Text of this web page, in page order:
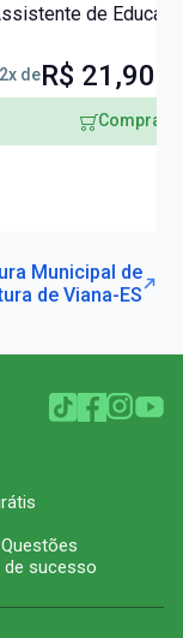
de
deR$ 21,90
Comprar
Municipal de
de Viana-ES
sucesso